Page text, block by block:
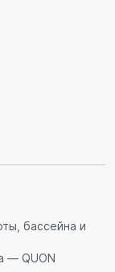
бассейна и
— QUON